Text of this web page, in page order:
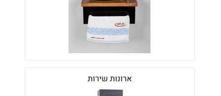
ארונות שירות